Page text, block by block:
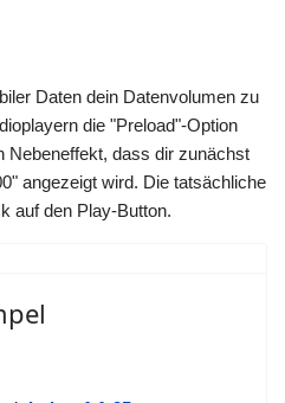
Daten dein Datenvolumen zu
die "Preload"-Option
Nebeneffekt, dass dir zunächst
angezeigt wird. Die tatsächliche
auf den Play-Button.